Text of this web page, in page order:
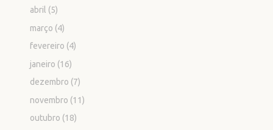
abril (5)
março (4)
fevereiro (4)
janeiro (16)
dezembro (7)
novembro (11)
outubro (18)